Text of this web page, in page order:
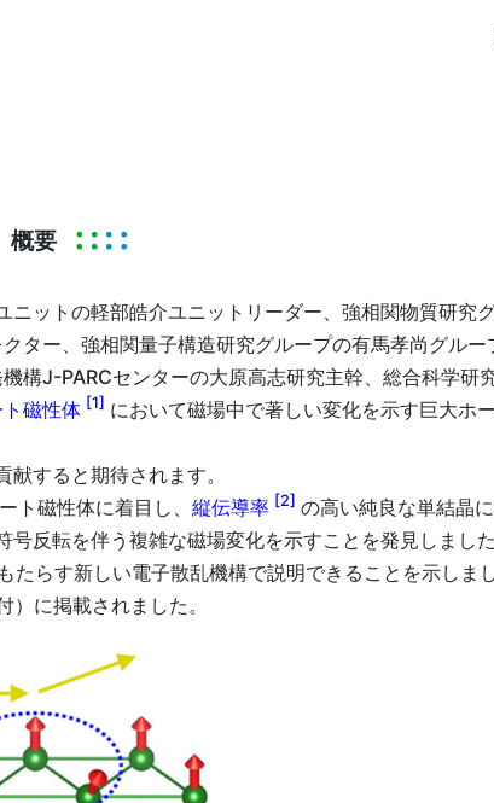
概要
ットの軽部皓介ユニットリーダー、強相関物質研究
ター、強相関量子構造研究グループの有馬孝尚グル
構J-PARCセンターの大原高志研究主幹、総合科学研
磁性体 [1] において磁場中で著しい変化を示す巨大ホ
すると期待されます。
ト磁性体に着目し、 縦伝導率 [2] の高い純良な単結晶
号反転を伴う複雑な磁場変化を示すことを発見しまし
たらす新しい電子散乱機構で説明できることを示しまし
）に掲載されました。